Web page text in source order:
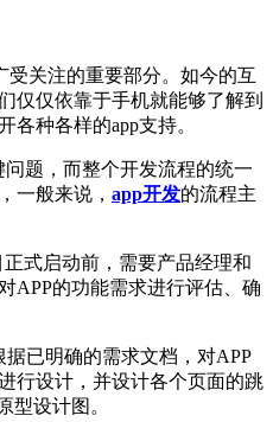
受关注的重要部分。如今的互
仅仅依靠于手机就能够了解到
各种各样的app支持。
题，而整个开发流程的统一
一般来说， app开发的流程主
式启动前，需要产品经理和
APP的功能需求进行评估、确
已明确的需求文档，对APP
行设计，并设计各个页面的跳
型设计图。